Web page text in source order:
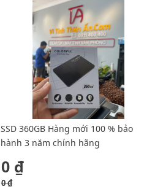
SSD 360GB Hàng mới 100 % bảo
hành 3 năm chính hãng
0 ₫
0 ₫